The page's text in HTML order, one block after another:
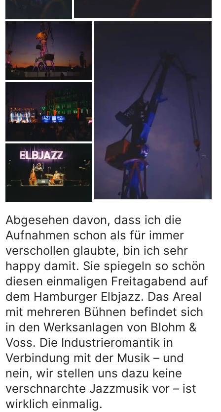
Abgesehen davon, dass ich die
Aufnahmen schon als für immer
verschollen glaubte, bin ich sehr
happy damit. Sie spiegeln so schön
diesen einmaligen Freitagabend auf
dem Hamburger Elbjazz. Das Areal
mit mehreren Bühnen befindet sich
in den Werksanlagen von Blohm &
Voss. Die Industrieromantik in
Verbindung mit der Musik – und
nein, wir stellen uns dazu keine
verschnarchte Jazzmusik vor – ist
wirklich einmalig.